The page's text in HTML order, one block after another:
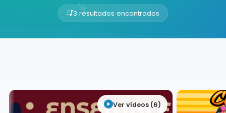
3 resultados encontrados
Buscador de músicos
Ver vídeos (6)